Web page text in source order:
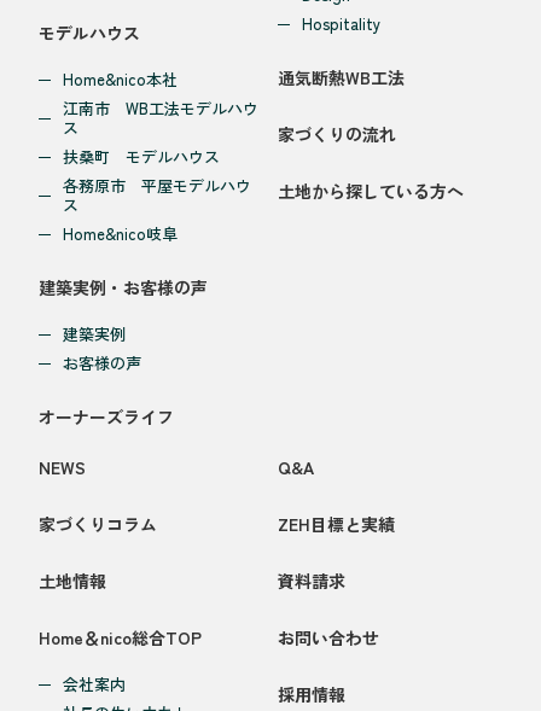
モデルハウス
Home&nico本社
江南市 WB工法モデルハウ
ス
扶桑町 モデルハウス
各務原市 平屋モデルハウ
ス
Home&nico岐阜
建築実例・お客様の声
建築実例
お客様の声
オーナーズライフ
Hospitality
通気断熱WB工法
家づくりの流れ
土地から探している方へ
NEWS
家づくりコラム
土地情報
Home＆nico総合TOP
会社案内
Q&A
ZEH目標と実績
資料請求
お問い合わせ
採用情報